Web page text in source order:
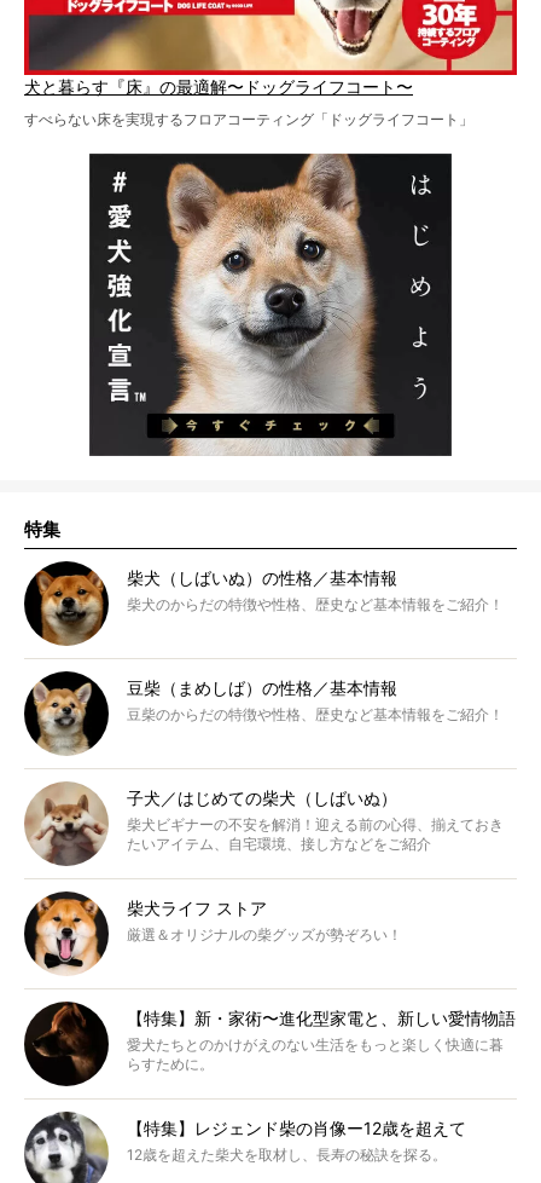
犬と暮らす『床』の最適解〜ドッグライフコート〜
すべらない床を実現するフロアコーティング「ドッグライフコート」
特集
柴犬（しばいぬ）の性格／基本情報
柴犬のからだの特徴や性格、歴史など基本情報をご紹介！
豆柴（まめしば）の性格／基本情報
豆柴のからだの特徴や性格、歴史など基本情報をご紹介！
子犬／はじめての柴犬（しばいぬ）
柴犬ビギナーの不安を解消！迎える前の心得、揃えておき
たいアイテム、自宅環境、接し方などをご紹介
柴犬ライフ ストア
厳選＆オリジナルの柴グッズが勢ぞろい！
【特集】新・家術〜進化型家電と、新しい愛情物語
愛犬たちとのかけがえのない生活をもっと楽しく快適に暮
らすために。
【特集】レジェンド柴の肖像ー12歳を超えて
12歳を超えた柴犬を取材し、長寿の秘訣を探る。